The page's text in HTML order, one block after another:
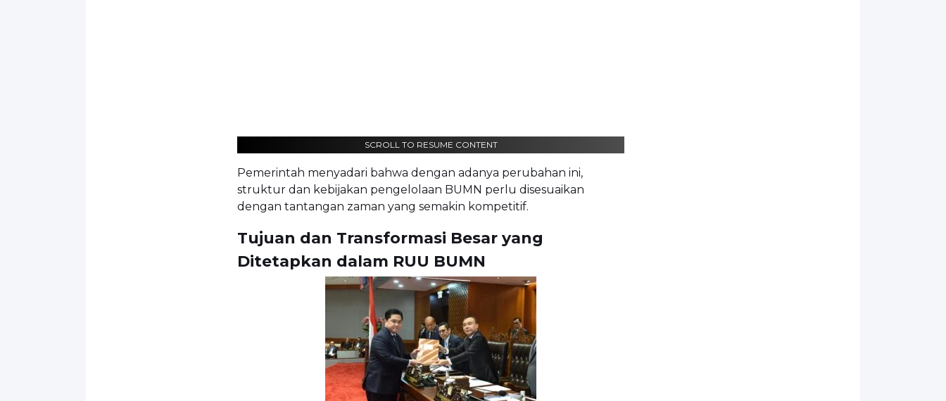
SCROLL TO RESUME CONTENT
Pemerintah menyadari bahwa dengan adanya perubahan ini,
struktur dan kebijakan pengelolaan BUMN perlu disesuaikan
dengan tantangan zaman yang semakin kompetitif.
Tujuan dan Transformasi Besar yang
Ditetapkan dalam RUU BUMN